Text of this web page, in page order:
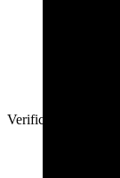
Verificeret